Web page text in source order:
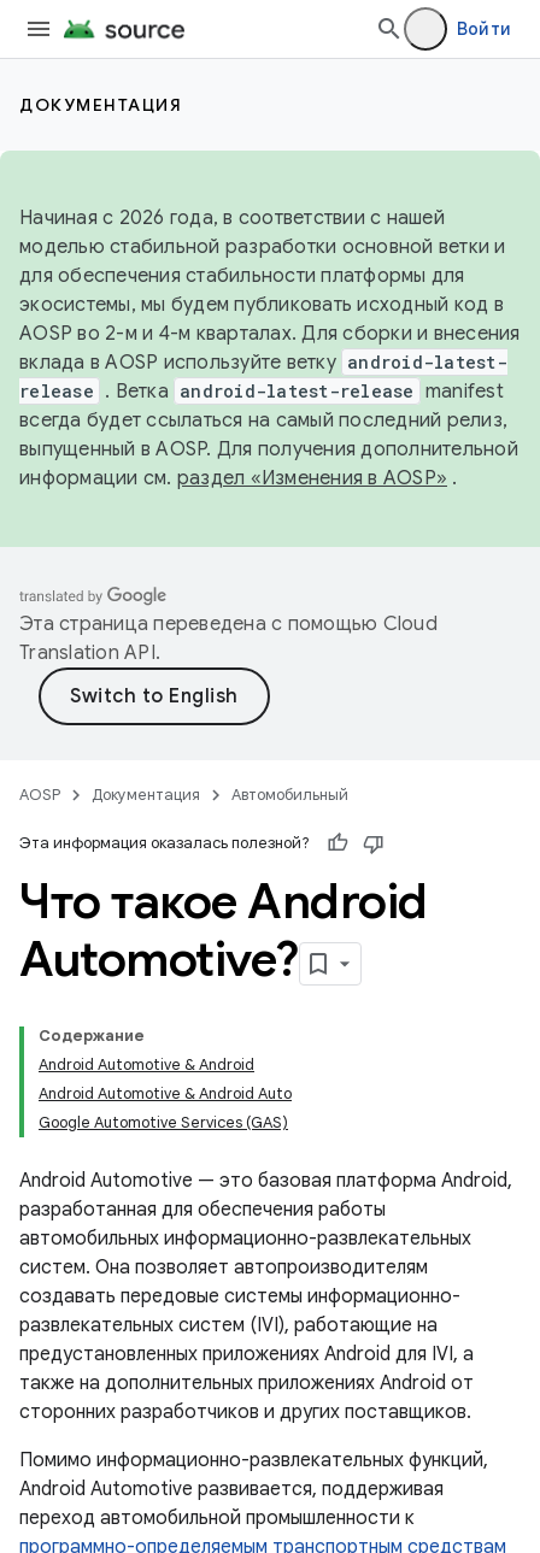
Войти
ДОКУМЕНТАЦИЯ
Начиная с 2026 года, в соответствии с нашей
моделью стабильной разработки основной ветки и
для обеспечения стабильности платформы для
экосистемы, мы будем публиковать исходный код в
AOSP во 2-м и 4-м кварталах. Для сборки и внесения
вклада в AOSP используйте ветку android-latest-
release . Ветка android-latest-release manifest
всегда будет ссылаться на самый последний релиз,
выпущенный в AOSP. Для получения дополнительной
информации см. раздел «Изменения в AOSP» .
Эта страница переведена с помощью Cloud
Translation API.
AOSP Документация Автомобильный
Эта информация оказалась полезной?
Что такое Android
Automotive?
Содержание
Android Automotive & Android
Android Automotive & Android Auto
Google Automotive Services (GAS)
Android Automotive — это базовая платформа Android,
разработанная для обеспечения работы
автомобильных информационно-развлекательных
систем. Она позволяет автопроизводителям
создавать передовые системы информационно-
развлекательных систем (IVI), работающие на
предустановленных приложениях Android для IVI, а
также на дополнительных приложениях Android от
сторонних разработчиков и других поставщиков.
Помимо информационно-развлекательных функций,
Android Automotive развивается, поддерживая
переход автомобильной промышленности к
программно-определяемым транспортным средствам